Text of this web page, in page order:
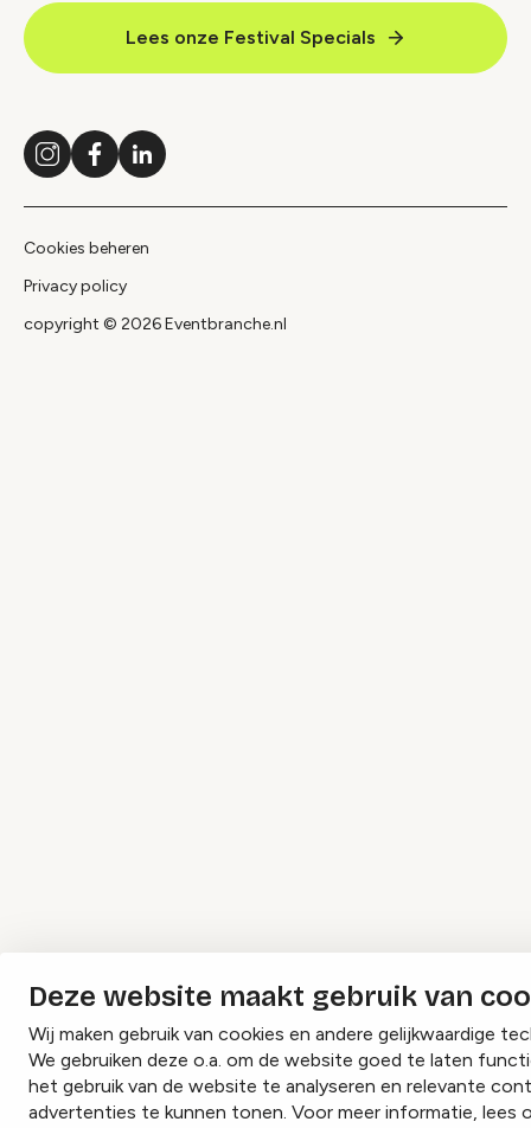
Deze website maakt gebruik van
Wij maken gebruik van cookies en andere gelijkwaardige
We gebruiken deze o.a. om de website goed te laten
het gebruik van de website te analyseren en relevante
advertenties te kunnen tonen. Voor meer informatie, lees
Lees onze Festival Specials
InstagramFacebookLinkedIn
Cookies beheren
Privacy policy
copyright © 2026 Eventbranche.nl